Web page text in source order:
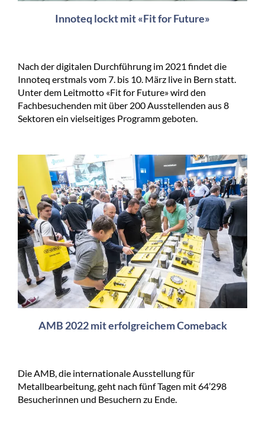
Innoteq lockt mit «Fit for Future»
Nach der digitalen Durchführung im 2021 findet die
Innoteq erstmals vom 7. bis 10. März live in Bern statt.
Unter dem Leitmotto «Fit for Future» wird den
Fachbesuchenden mit über 200 Ausstellenden aus 8
Sektoren ein vielseitiges Programm geboten.
AMB 2022 mit erfolgreichem Comeback
Die AMB, die internationale Ausstellung für
Metallbearbeitung, geht nach fünf Tagen mit 64’298
Besucherinnen und Besuchern zu Ende.